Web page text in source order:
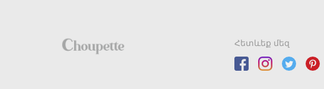
Հետևեք մեզ